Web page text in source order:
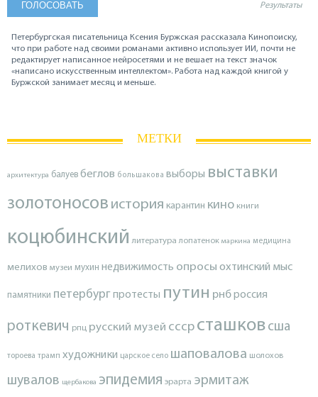
Результаты
Петербургская писательница Ксения Буржская рассказала Кинопоиску,
что при работе над своими романами активно использует ИИ, почти не
редактирует написанное нейросетями и не вешает на текст значок
«написано искусственным интеллектом». Работа над каждой книгой у
Буржской занимает месяц и меньше.
МЕТКИ
архитектура балуев беглов большакова выборы выставки
золотоносов история карантин кино книги
коцюбинский литература лопатенок маркина медицина
мелихов музеи мухин недвижимость опросы охтинский мыс
памятники петербургпротесты путин рнброссия
роткевич рпц русский музей ссср сташков сша
тороева трамп художники царское село шаповалова шолохов
шувалов щербакова эпидемия эрарта эрмитаж